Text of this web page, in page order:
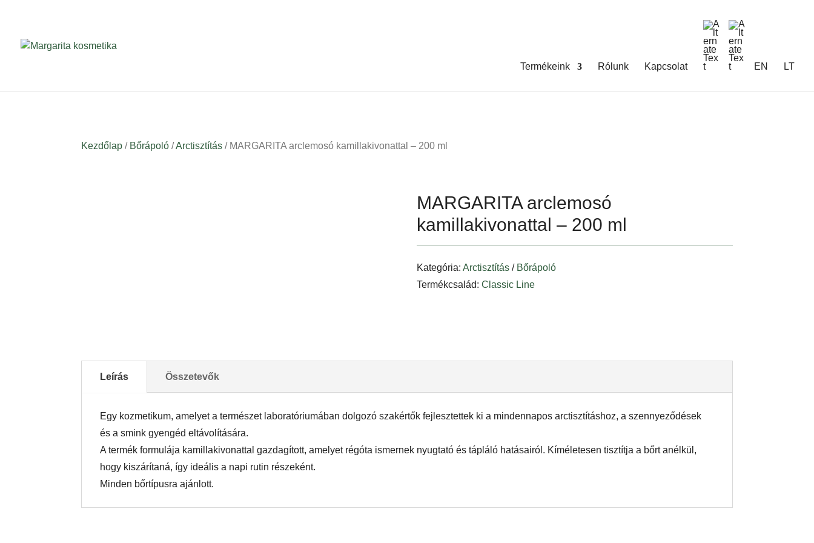
Termékeink Rólunk Kapcsolat EN LT
Kezdőlap / Bőrápoló /Arctisztítás / MARGARITA arclemosó kamillakivonattal – 200 ml
MARGARITA arclemosó
kamillakivonattal – 200 ml
Kategória:Arctisztítás / Bőrápoló
Termékcsalád:Classic Line
Leírás Összetevők
Egy kozmetikum, amelyet a természet laboratóriumában dolgozó szakértők fejlesztettek ki a mindennapos arctisztításhoz, a szennyeződések
és a smink gyengéd eltávolítására.
A termék formulája kamillakivonattal gazdagított, amelyet régóta ismernek nyugtató és tápláló hatásairól. Kíméletesen tisztítja a bőrt anélkül,
hogy kiszárítaná, így ideális a napi rutin részeként.
Minden bőrtípusra ajánlott.